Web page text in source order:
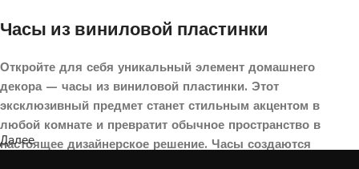
Часы из виниловой пластинки
Откройте для себя уникальный элемент домашнего
декора — часы из виниловой пластинки. Этот
эксклюзивный предмет станет стильным акцентом в
любой комнате и превратит обычное пространство в
настоящее дизайнерское решение. Часы создаются
Далее